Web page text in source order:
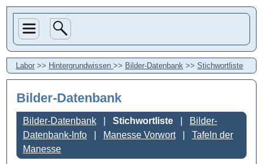
Labor >> Hintergrundwissen >> Bilder-Datenbank >> Stichwortliste
Bilder-Datenbank
Bilder-Datenbank Stichwortliste
Bilder-
Datenbank-Info
Manesse Vorwort
Tafeln der
Manesse